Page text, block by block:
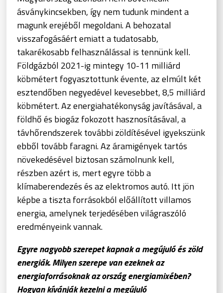
ásványkincsekben, így nem tudunk mindent a
magunk erejéből megoldani. A behozatal
visszafogásáért emiatt a tudatosabb,
takarékosabb felhasználással is tennünk kell.
Földgázból 2021-ig mintegy 10-11 milliárd
köbmétert fogyasztottunk évente, az elmúlt két
esztendőben negyedével kevesebbet, 8,5 milliárd
köbmétert. Az energiahatékonyság javításával, a
földhő és biogáz fokozott hasznosításával, a
távhőrendszerek további zöldítésével igyekszünk
ebből tovább faragni. Az áramigények tartós
növekedésével biztosan számolnunk kell,
részben azért is, mert egyre több a
klímaberendezés és az elektromos autó. Itt jön
képbe a tiszta forrásokból előállított villamos
energia, amelynek terjedésében világraszóló
eredményeink vannak.
Egyre nagyobb szerepet kapnak a megújuló és zöld
energiák. Milyen szerepe van ezeknek az
energiaforrásoknak az ország energiamixében?
Hogyan kívánják kezelni a megújuló